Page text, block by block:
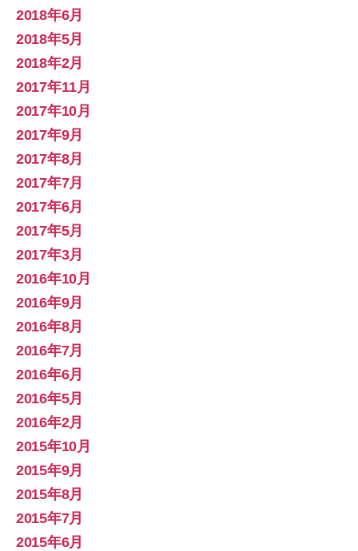
2018年6月
2018年5月
2018年2月
2017年11月
2017年10月
2017年9月
2017年8月
2017年7月
2017年6月
2017年5月
2017年3月
2016年10月
2016年9月
2016年8月
2016年7月
2016年6月
2016年5月
2016年2月
2015年10月
2015年9月
2015年8月
2015年7月
2015年6月